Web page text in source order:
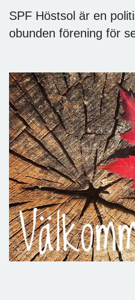
SPF Höstsol är en
obunden förening för